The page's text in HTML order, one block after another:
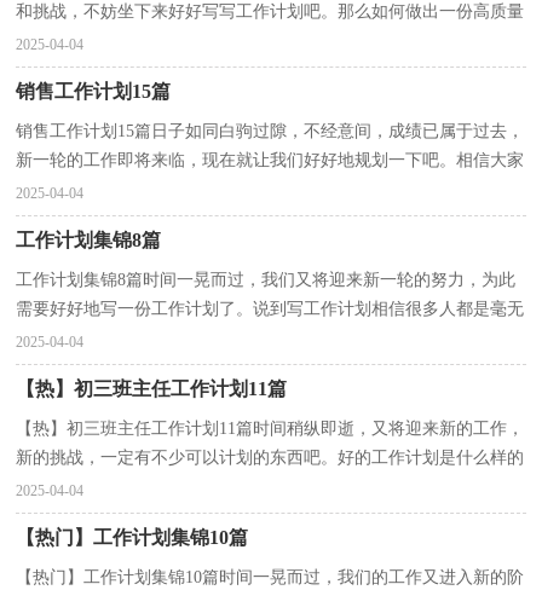
和挑战，不妨坐下来好好写写工作计划吧。那么如何做出一份高质量
的工作计划呢？以下是小编精心整理的工作计划5篇，...
2025-04-04
销售工作计划15篇
销售工作计划15篇日子如同白驹过隙，不经意间，成绩已属于过去，
新一轮的工作即将来临，现在就让我们好好地规划一下吧。相信大家
又在为写工作计划犯愁了吧！以下是小编为大家整理的销...
2025-04-04
工作计划集锦8篇
工作计划集锦8篇时间一晃而过，我们又将迎来新一轮的努力，为此
需要好好地写一份工作计划了。说到写工作计划相信很多人都是毫无
头绪、内心崩溃的状态吧！以下是小编帮大家整理的...
2025-04-04
【热】初三班主任工作计划11篇
【热】初三班主任工作计划11篇时间稍纵即逝，又将迎来新的工作，
新的挑战，一定有不少可以计划的东西吧。好的工作计划是什么样的
呢？下面是小编为大家整理的初三班主任工作计划，希望...
2025-04-04
【热门】工作计划集锦10篇
【热门】工作计划集锦10篇时间一晃而过，我们的工作又进入新的阶